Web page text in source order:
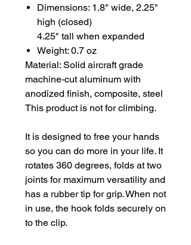
Dimensions: 1.8" wide, 2.25"
high (closed)
4.25" tall when expanded
Weight: 0.7 oz
Material: Solid aircraft grade
machine-cut aluminum with
anodized finish, composite, steel
This product is not for climbing.
It is designed to free your hands
so you can do more in your life. It
rotates 360 degrees, folds at two
joints for maximum versatility and
has a rubber tip for grip. When not
in use, the hook folds securely on
to the clip.